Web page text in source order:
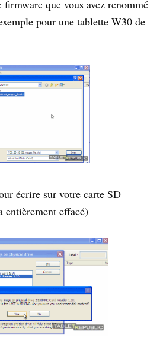
que vous avez renommé
pour une tablette W30 de
écrire sur votre carte SD
effacé)